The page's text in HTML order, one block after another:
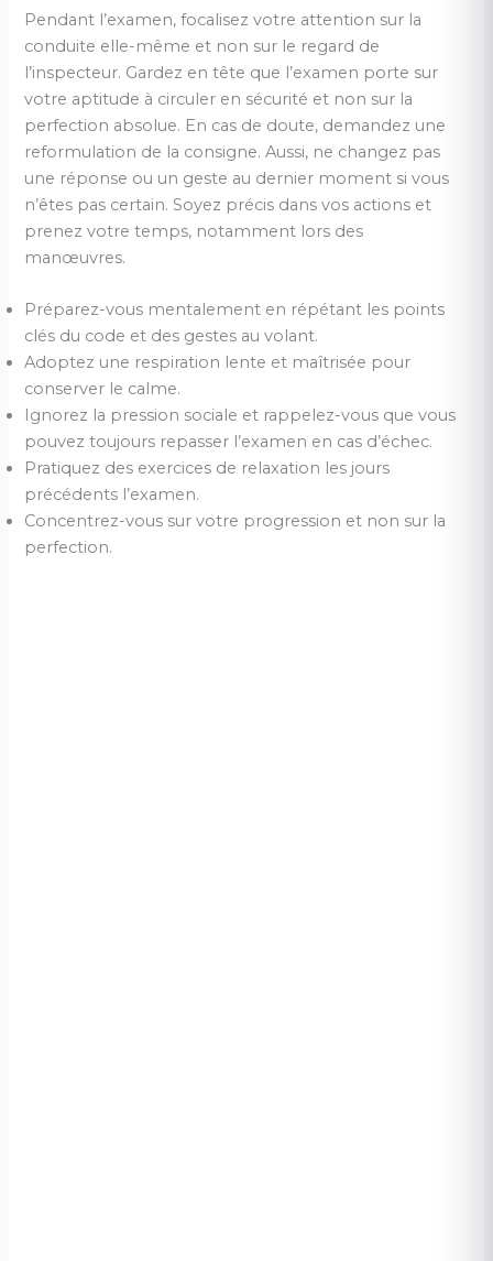
Pendant l’examen, focalisez votre attention sur la
conduite elle-même et non sur le regard de
l’inspecteur. Gardez en tête que l’examen porte sur
votre aptitude à circuler en sécurité et non sur la
perfection absolue. En cas de doute, demandez une
reformulation de la consigne. Aussi, ne changez pas
une réponse ou un geste au dernier moment si vous
n’êtes pas certain. Soyez précis dans vos actions et
prenez votre temps, notamment lors des
manœuvres.
Préparez-vous mentalement en répétant les points
clés du code et des gestes au volant.
Adoptez une respiration lente et maîtrisée pour
conserver le calme.
Ignorez la pression sociale et rappelez-vous que vous
pouvez toujours repasser l’examen en cas d’échec.
Pratiquez des exercices de relaxation les jours
précédents l’examen.
Concentrez-vous sur votre progression et non sur la
perfection.